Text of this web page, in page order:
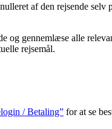
af den rejsende
og gennemlæse alle
rejsemål.
/ Betaling” for at se